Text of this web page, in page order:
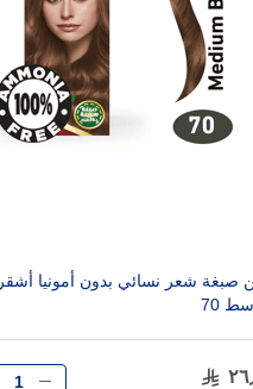
صبغة شعر نسائي بدون أمونيا أشقر
70
الكمية